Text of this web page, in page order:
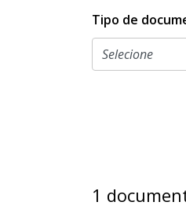
Tipo de
1